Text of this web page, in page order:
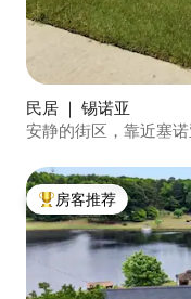
民居 ｜ 锡诺亚
安静的街区，靠近塞
热门「房客推荐」
房客推荐